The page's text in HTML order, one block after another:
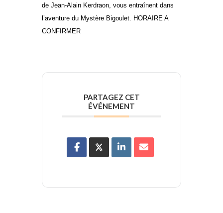
de Jean-Alain Kerdraon, vous entraînent dans
l’aventure du Mystère Bigoulet. HORAIRE A
CONFIRMER
PARTAGEZ CET
ÉVÉNEMENT